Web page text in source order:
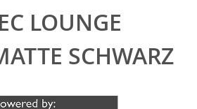
LOUNGE
SCHWARZ